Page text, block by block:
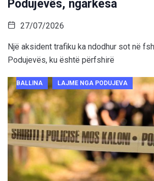
Podujevës, ngarkesa
27/07/2026
Një aksident trafiku ka ndodhur sot në
Podujevës, ku është përfshirë
BALLINA LAJME NGA PODUJEVA